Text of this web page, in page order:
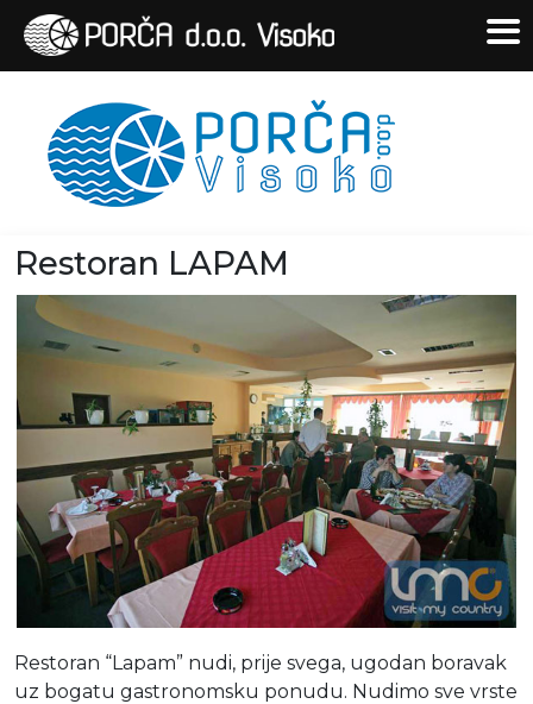
Restoran LAPAM
Restoran “Lapam” nudi, prije svega, ugodan boravak
uz bogatu gastronomsku ponudu. Nudimo sve vrste